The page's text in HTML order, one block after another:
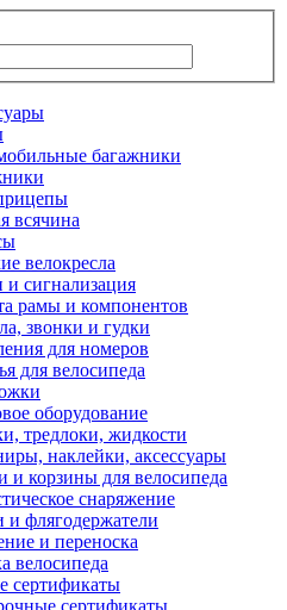
багажники
всячина
велокресла
и сигнализация
рамы и компонентов
звонки и гудки
для номеров
для велосипеда
оборудование
тредлоки, жидкости
наклейки, аксессуары
и корзины для велосипеда
снаряжение
и флягодержатели
и переноска
велосипеда
сертификаты
сертификаты